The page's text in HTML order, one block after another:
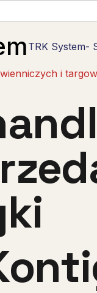
TRK System-
i